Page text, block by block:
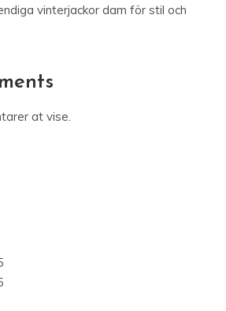
vinterjackor dam för stil och
at vise.